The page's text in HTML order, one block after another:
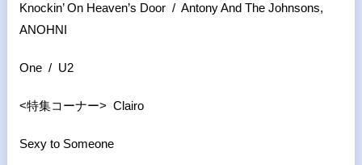
Knockin’ On Heaven’s Door / Antony And The Johnsons,
ANOHNI
One / U2
<特集コーナー> Clairo
Sexy to Someone